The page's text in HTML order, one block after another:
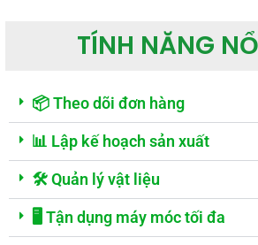
TÍNH NĂNG
📦 Theo dõi đơn hàng
📊 Lập kế hoạch sản xuất
🛠️ Quản lý vật liệu
🖥️ Tận dụng máy móc tối đa